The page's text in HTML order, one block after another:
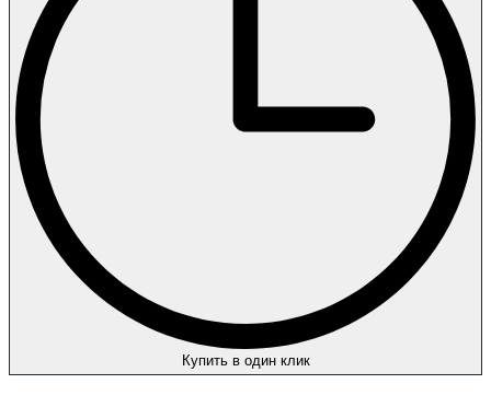
Купить в один клик